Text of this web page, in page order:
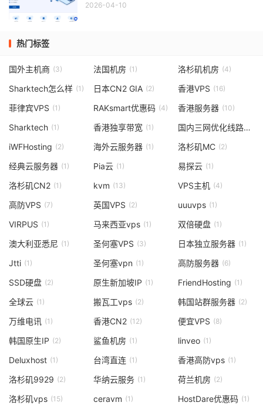
2026-04-10
热门标签
国外主机商 (3) 法国机房 (1) 洛杉矶机房 (4)
Sharktech怎么样 (1) 日本CN2 GIA (2) 香港VPS (16)
菲律宾VPS (1) RAKsmart优惠码 (4) 香港服务器 (10)
Sharktech (1) 香港独享带宽 (1) 国内三网优化线路
(1)
iWFHosting (2) 海外云服务器 (1) 洛杉矶MC (2)
经典云服务器 (1) Pia云 (1) 易探云 (1)
洛杉矶CN2 (1) kvm (13) VPS主机 (4)
高防VPS (7) 英国VPS (2) uuuvps (1)
VIRPUS (1) 马来西亚vps (1) 双倍硬盘 (1)
澳大利亚悉尼 (1) 圣何塞VPS (3) 日本独立服务器 (1)
Jtti (1) 圣何塞vpn (1) 高防服务器 (6)
SSD硬盘 (2) 原生新加坡IP (1) FriendHosting (1)
全球云 (1) 搬瓦工vps (2) 韩国站群服务器 (2)
万维电讯 (1) 香港CN2 (12) 便宜VPS (8)
韩国原生IP (2) 鲨鱼机房 (1) linveo (1)
Deluxhost (1) 台湾直连 (1) 香港高防vps (1)
洛杉矶9929 (2) 华纳云服务 (1) 荷兰机房 (2)
洛杉矶vps (15) ceravm (1) HostDare优惠码 (1)